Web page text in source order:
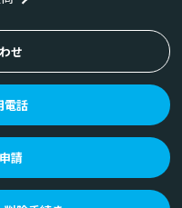
せ
電話
請